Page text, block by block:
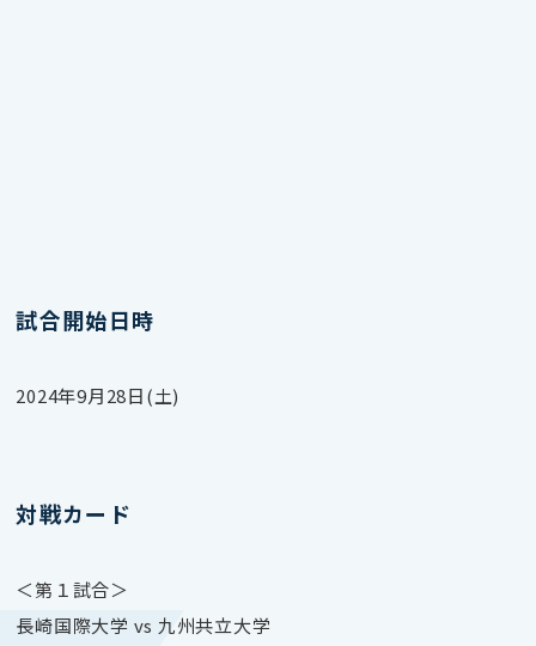
試合開始日時
2024年9月28日(土)
対戦カード
＜第１試合＞
長崎国際大学 vs 九州共立大学